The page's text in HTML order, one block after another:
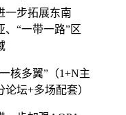
一步拓展东南
、“一带一路”区
核多翼”（1+N主
论坛+多场配套）